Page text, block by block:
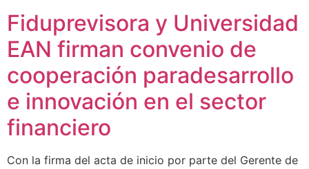
Fiduprevisora y Universidad
EAN firman convenio de
cooperación paradesarrollo
e innovación en el sector
financiero
Con la firma del acta de inicio por parte del Gerente de